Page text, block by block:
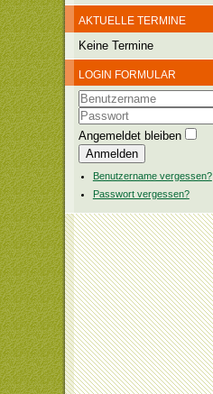
AKTUELLE TERMINE
Keine Termine
LOGIN FORMULAR
Benutzername
Passwort
Angemeldet bleiben
Anmelden
Benutzername vergessen?
Passwort vergessen?